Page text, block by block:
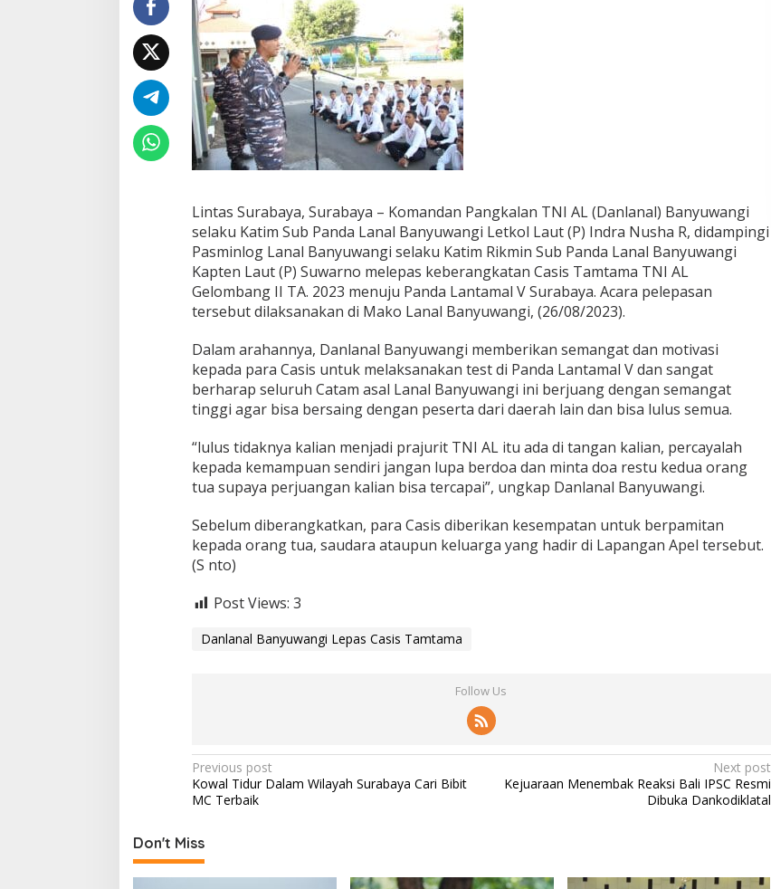
u
a
n
g
i
L
e
p
a
s
e
e
r
a
n
g
k
t
a
n
C
a
i
s
T
m
t
a
m
P
T
N
.
I
I
T
0
Lintas Surabaya, Surabaya – Komandan Pangkalan TNI AL (Danlanal) Banyuwangi
selaku Katim Sub Panda Lanal Banyuwangi Letkol Laut (P) Indra Nusha R, didampingi
Pasminlog Lanal Banyuwangi selaku Katim Rikmin Sub Panda Lanal Banyuwangi
Kapten Laut (P) Suwarno melepas keberangkatan Casis Tamtama TNI AL
Gelombang II TA. 2023 menuju Panda Lantamal V Surabaya. Acara pelepasan
tersebut dilaksanakan di Mako Lanal Banyuwangi, (26/08/2023).
Dalam arahannya, Danlanal Banyuwangi memberikan semangat dan motivasi
kepada para Casis untuk melaksanakan test di Panda Lantamal V dan sangat
berharap seluruh Catam asal Lanal Banyuwangi ini berjuang dengan semangat
tinggi agar bisa bersaing dengan peserta dari daerah lain dan bisa lulus semua.
“lulus tidaknya kalian menjadi prajurit TNI AL itu ada di tangan kalian, percayalah
kepada kemampuan sendiri jangan lupa berdoa dan minta doa restu kedua orang
tua supaya perjuangan kalian bisa tercapai”, ungkap Danlanal Banyuwangi.
Sebelum diberangkatkan, para Casis diberikan kesempatan untuk berpamitan
kepada orang tua, saudara ataupun keluarga yang hadir di Lapangan Apel tersebut.
(S nto)
Post Views: 3
Danlanal Banyuwangi Lepas Casis Tamtama
Follow Us
P
o
t
n
Previous post
Kowal Tidur Dalam Wilayah Surabaya Cari Bibit
MC Terbaik
Next post
Kejuaraan Menembak Reaksi Bali IPSC Resmi
Dibuka Dankodiklatal
Don't Miss